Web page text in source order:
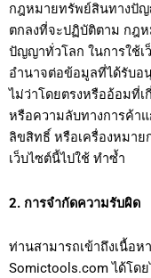
กฎหมายทรัพย์สินทางปั
ตกลงที่จะปฏิบัติตาม กฎ
ปัญญาทั่วโลก ในการใช้เ
อำนาจต่อข้อมูลที่ได้รับ
ไม่ว่าโดยตรงหรืออ้อมที่
หรือความลับทางการค้า
ลิขสิทธิ์ หรือเครื่องหมา
เว็บไซต์นี้ไปใช้ ทำซ้ำ
2. การจำกัดความรับผิด
ท่านสามารถเข้าถึงเนื้อ
Somictools.com ได้โด